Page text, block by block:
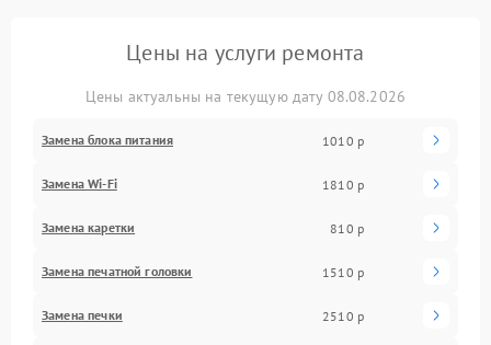
Цены на услуги ремонта
Цены актуальны на текущую дату 08.08.2026
Замена блока питания 1010 р
Замена Wi-Fi 1810 р
Замена каретки 810 р
Замена печатной головки 1510 р
Замена печки 2510 р